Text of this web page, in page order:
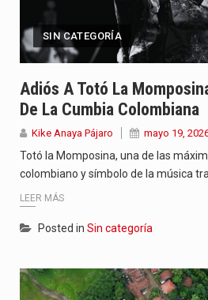
SIN CATEGORÍA
Adiós A Totó La
De La Cumbia Colombiana
Kike Anaya Pájaro mayo 19,
Totó la Momposina, una de las
colombiano y símbolo de la música
LEER MÁS
Posted in Sin categoría